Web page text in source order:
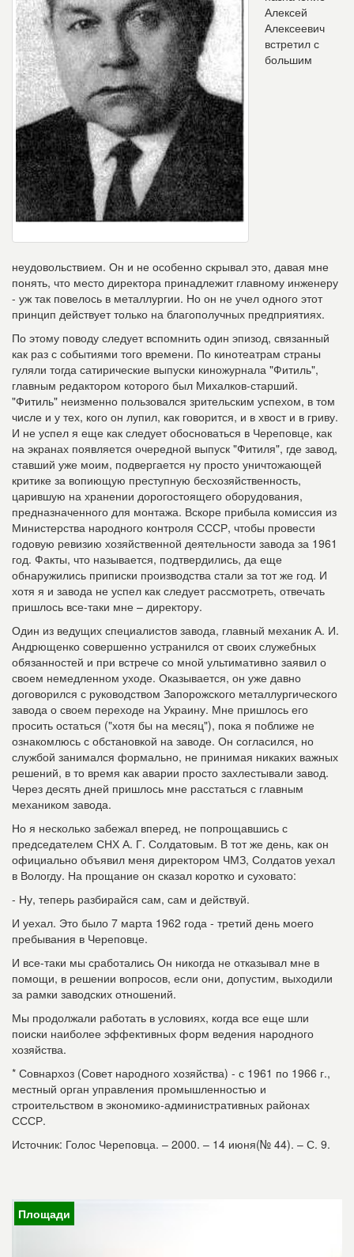
Алексей
Алексеевич
встретил с
большим
неудовольствием. Он и не особенно скрывал это, давая мне
понять, что место директора принадлежит главному инженеру
- уж так повелось в металлургии. Но он не учел одного этот
принцип действует только на благополучных предприятиях.
По этому поводу следует вспомнить один эпизод, связанный
как раз с событиями того времени. По кинотеатрам страны
гуляли тогда сатирические выпуски киножурнала "Фитиль",
главным редактором которого был Михалков-старший.
"Фитиль" неизменно пользовался зрительским успехом, в том
числе и у тех, кого он лупил, как говорится, и в хвост и в гриву.
И не успел я еще как следует обосноваться в Череповце, как
на экранах появляется очередной выпуск "Фитиля", где завод,
ставший уже моим, подвергается ну просто уничтожающей
критике за вопиющую преступную бесхозяйственность,
царившую на хранении дорогостоящего оборудования,
предназначенного для монтажа. Вскоре прибыла комиссия из
Министерства народного контроля СССР, чтобы провести
годовую ревизию хозяйственной деятельности завода за 1961
год. Факты, что называется, подтвердились, да еще
обнаружились приписки производства стали за тот же год. И
хотя я и завода не успел как следует рассмотреть, отвечать
пришлось все-таки мне – директору.
Один из ведущих специалистов завода, главный механик А. И.
Андрющенко совершенно устранился от своих служебных
обязанностей и при встрече со мной ультимативно заявил о
своем немедленном уходе. Оказывается, он уже давно
договорился с руководством Запорожского металлургического
завода о своем переходе на Украину. Мне пришлось его
просить остаться ("хотя бы на месяц"), пока я поближе не
ознакомлюсь с обстановкой на заводе. Он согласился, но
службой занимался формально, не принимая никаких важных
решений, в то время как аварии просто захлестывали завод.
Через десять дней пришлось мне расстаться с главным
механиком завода.
Но я несколько забежал вперед, не попрощавшись с
председателем СНХ А. Г. Солдатовым. В тот же день, как он
официально объявил меня директором ЧМЗ, Солдатов уехал
в Вологду. На прощание он сказал коротко и суховато:
- Ну, теперь разбирайся сам, сам и действуй.
И уехал. Это было 7 марта 1962 года - третий день моего
пребывания в Череповце.
И все-таки мы сработались Он никогда не отказывал мне в
помощи, в решении вопросов, если они, допустим, выходили
за рамки заводских отношений.
Мы продолжали работать в условиях, когда все еще шли
поиски наиболее эффективных форм ведения народного
хозяйства.
* Совнархоз (Совет народного хозяйства) - с 1961 по 1966 г.,
местный орган управления промышленностью и
строительством в экономико-административных районах
СССР.
Источник: Голос Череповца. – 2000. – 14 июня(№ 44). – С. 9.
Площади